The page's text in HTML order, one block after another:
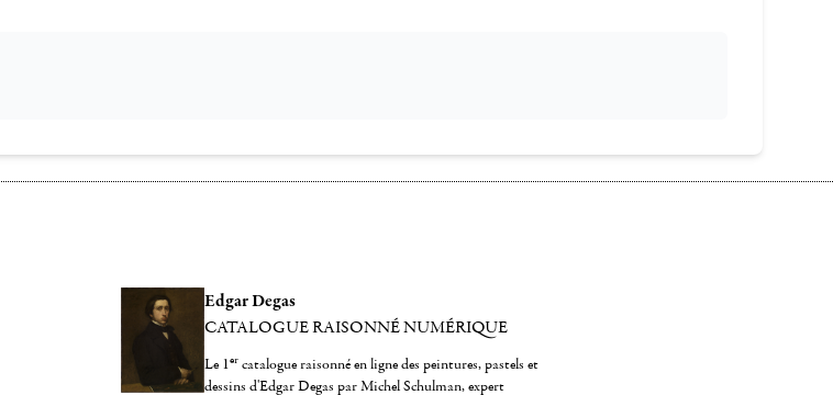
Edgar Degas
CATALOGUE RAISONNÉ NUMÉRIQUE
Le 1er catalogue raisonné en ligne des peintures, pastels et
dessins d'Edgar Degas par Michel Schulman, expert